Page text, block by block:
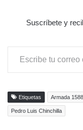
Suscríbete y
Escribe tu correo electrónico…
Etiquetas Armada 1588
Pedro Luis Chinchilla